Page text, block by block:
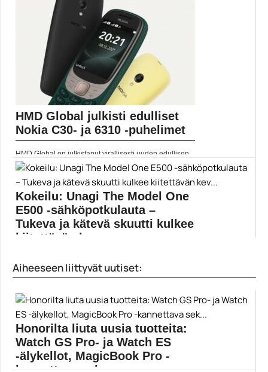
suurikapasiteettisen akun...
HMD Global julkisti edulliset
Nokia C30- ja 6310 -puhelimet
HMD Global on julkistanut virallisesti uuden edullisen
Nokia...
HMD Global
Kokeilu: Unagi The Model One
E500 -sähköpotkulauta –
Tukeva ja kätevä skuutti kulkee
kiitettävän kev...
sähköpotkulauta....
Aiheeseen liittyvät uutiset:
Honorilta liuta uusia tuotteita:
Watch GS Pro- ja Watch ES
-älykellot, MagicBook Pro -